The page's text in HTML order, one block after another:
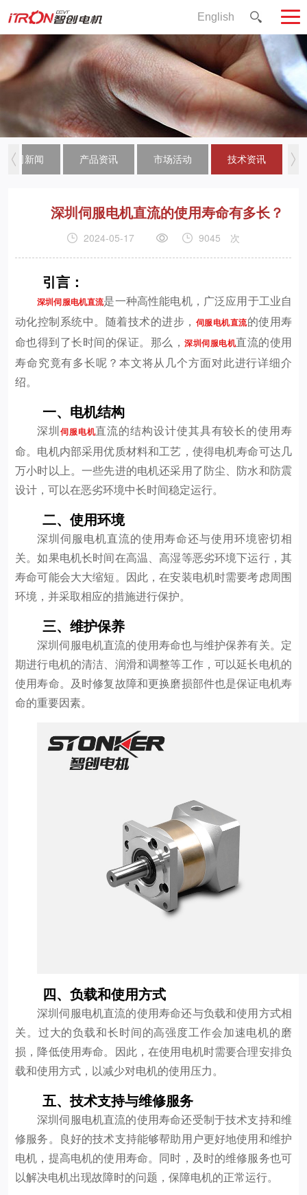
English
公司新闻 产品资讯 市场活动 技术资讯
深圳伺服电机直流的使用寿命有多长？
2024-05-17 9045 次
引言：
深圳伺服电机直流是一种高性能电机，广泛应用于工业自
动化控制系统中。随着技术的进步， 伺服电机直流的使用寿
命也得到了长时间的保证。那么，深圳伺服电机直流的使用
寿命究竟有多长呢？本文将从几个方面对此进行详细介
绍。
一、电机结构
深圳伺服电机直流的结构设计使其具有较长的使用寿
命。电机内部采用优质材料和工艺，使得电机寿命可达几
万小时以上。一些先进的电机还采用了防尘、防水和防震
设计，可以在恶劣环境中长时间稳定运行。
二、使用环境
深圳伺服电机直流的使用寿命还与使用环境密切相
关。如果电机长时间在高温、高湿等恶劣环境下运行，其
寿命可能会大大缩短。因此，在安装电机时需要考虑周围
环境，并采取相应的措施进行保护。
三、维护保养
深圳伺服电机直流的使用寿命也与维护保养有关。定
期进行电机的清洁、润滑和调整等工作，可以延长电机的
使用寿命。及时修复故障和更换磨损部件也是保证电机寿
命的重要因素。
四、负载和使用方式
深圳伺服电机直流的使用寿命还与负载和使用方式相
关。过大的负载和长时间的高强度工作会加速电机的磨
损，降低使用寿命。因此，在使用电机时需要合理安排负
载和使用方式，以减少对电机的使用压力。
五、技术支持与维修服务
深圳伺服电机直流的使用寿命还受制于技术支持和维
修服务。良好的技术支持能够帮助用户更好地使用和维护
电机，提高电机的使用寿命。同时，及时的维修服务也可
以解决电机出现故障时的问题，保障电机的正常运行。